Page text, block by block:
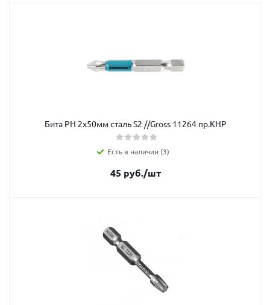
Бита РH 2x50мм сталь S2 //Gross 11264 пр.КНР
Есть в наличии (3)
45 руб./шт